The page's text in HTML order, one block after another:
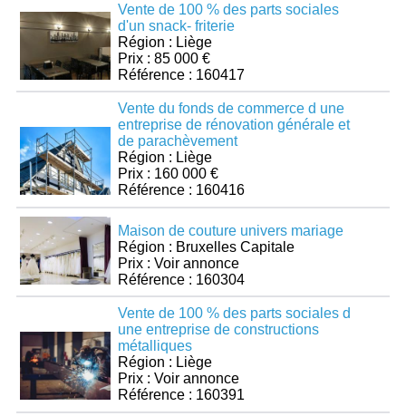
Vente de 100 % des parts sociales
d'un snack- friterie
Région : Liège
Prix : 85 000 €
Référence : 160417
Vente du fonds de commerce d une
entreprise de rénovation générale et
de parachèvement
Région : Liège
Prix : 160 000 €
Référence : 160416
Maison de couture univers mariage
Région : Bruxelles Capitale
Prix : Voir annonce
Référence : 160304
Vente de 100 % des parts sociales d
une entreprise de constructions
métalliques
Région : Liège
Prix : Voir annonce
Référence : 160391